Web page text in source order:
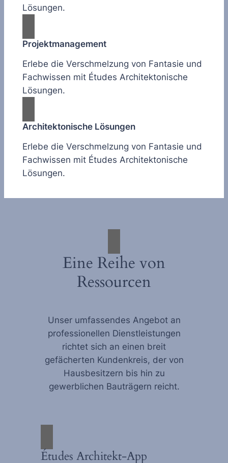
Lösungen.
Projektmanagement
Erlebe die Verschmelzung von Fantasie und
Fachwissen mit Études Architektonische
Lösungen.
Architektonische Lösungen
Erlebe die Verschmelzung von Fantasie und
Fachwissen mit Études Architektonische
Lösungen.
Eine Reihe von
Ressourcen
Unser umfassendes Angebot an
professionellen Dienstleistungen
richtet sich an einen breit
gefächerten Kundenkreis, der von
Hausbesitzern bis hin zu
gewerblichen Bauträgern reicht.
Études Architekt-App